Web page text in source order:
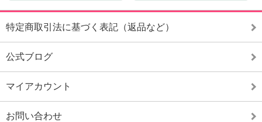
特定商取引法に基づく表記（返品など）
公式ブログ
マイアカウント
お問い合わせ